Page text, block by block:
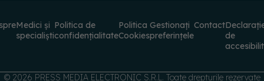
Medici și
specialiști
Politica de
confidențialitate
Politica
Cookies
Gestionați
preferințele
Contact
de
© 2026 PRESS MEDIA ELECTRONIC S.R.L. Toate drepturile rezervate